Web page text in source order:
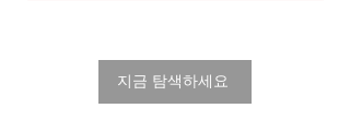
지금 탐색하세요